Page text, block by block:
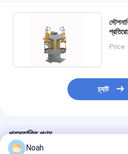
Kickless তারের
বাদাম ফিডার মেশিন
স্পট ওয়েল্ডিং কপার ইলেকট্রোড
ইন্ডাস্ট্রিয়াল স্প্রিং ব্যালেন্সার
ক্যাপাসিটার ডিসচার্জ স্পট ওয়েল্ডিং মেশিন
Price
চ্যাট
প্রস্তাবিত পণ্য
Noah